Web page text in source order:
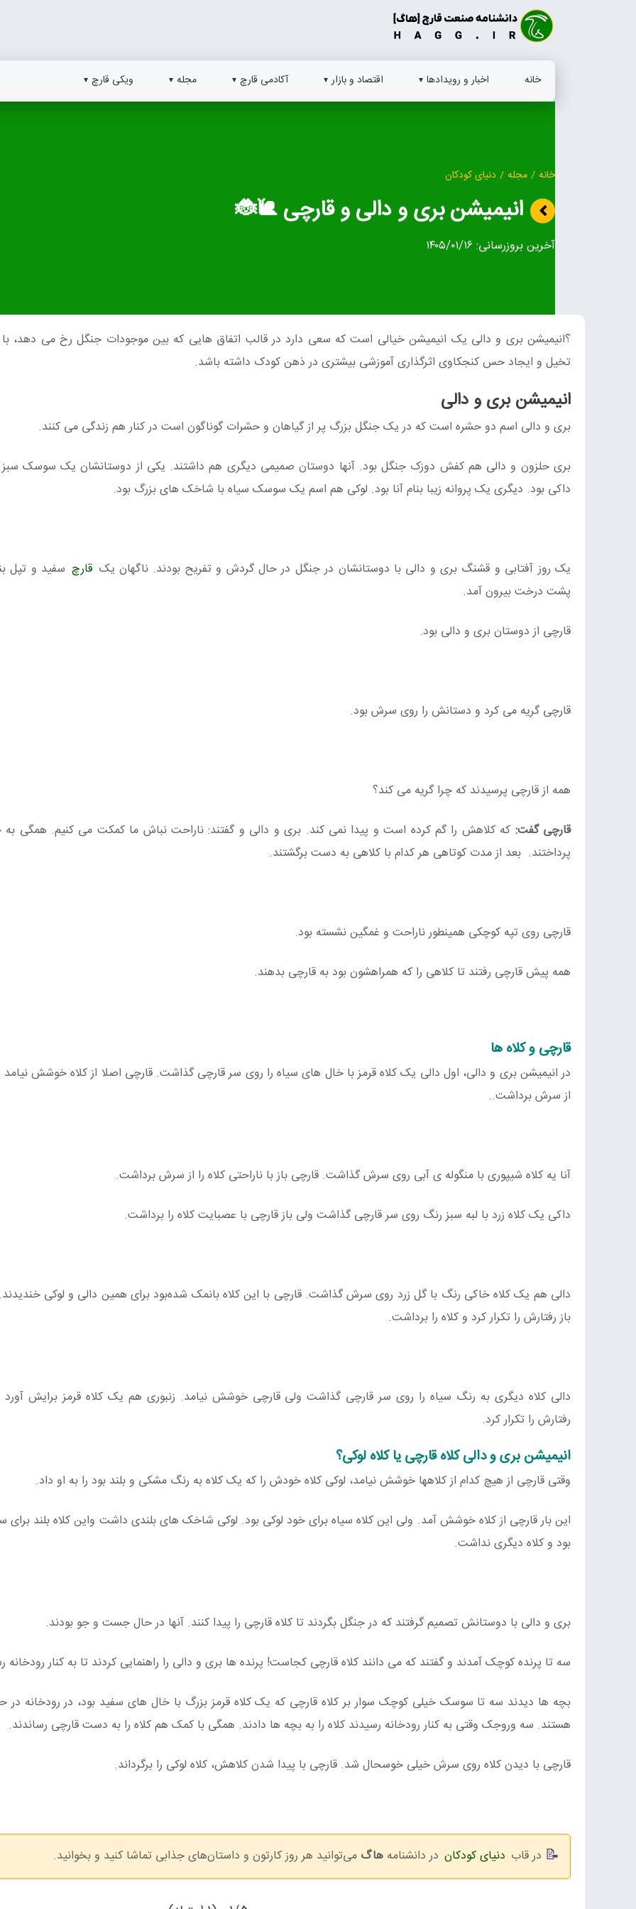
خانه اخبار و رویدادها اقتصاد و بازار آکادمی قارچ مجله ویکی قارچ
خانه / مجله / دنیای کودکان
انیمیشن بری و دالی و قارچی 🐌🐞
آخرین بروزرسانی: ۱۴۰۵/۰۱/۱۶
؟انیمیشن بری و دالی یک انیمیشن خیالی است که سعی دارد در قالب اتفاق هایی که بین موجودات جنگل رخ می دهد،
تخیل و ایجاد حس کنجکاوی اثرگذاری آموزشی بیشتری در ذهن کودک داشته باشد.
انیمیشن بری و دالی
بری و دالی اسم دو حشره است که در یک جنگل بزرگ پر از گیاهان و حشرات گوناگون است در کنار هم زندگی می کنند.
بری حلزون و دالی هم کفش دوزک جنگل بود. آنها دوستان صمیمی دیگری هم داشتند. یکی از دوستانشان یک سوسک سبز
داکی بود. دیگری یک پروانه زیبا بنام آنا بود. لوکی هم اسم یک سوسک سیاه با شاخک های بزرگ بود.
یک روز آفتابی و قشنگ بری و دالی با دوستانشان در جنگل در حال گردش و تفریح بودند. ناگهان یک قارچ سفید و تپل
پشت درخت بیرون آمد.
قارچی از دوستان بری و دالی بود.
قارچی گریه می کرد و دستانش را روی سرش بود.
همه از قارچی پرسیدند که چرا گریه می کند؟
قارچی گفت: که کلاهش را گم کرده است و پیدا نمی کند. بری و دالی و گفتند: ناراحت نباش ما کمکت می کنیم. همگی
پرداختند. بعد از مدت کوتاهی هر کدام با کلاهی به دست برگشتند.
قارچی روی تپه کوچکی همینطور ناراحت و غمگین نشسته بود.
همه پیش قارچی رفتند تا کلاهی را که همراهشون بود به قارچی بدهند.
قارچی و کلاه ها
در انیمیشن بری و دالی، اول دالی یک کلاه قرمز با خال های سیاه را روی سر قارچی گذاشت. قارچی اصلا از کلاه خوشش نیامد
از سرش برداشت..
آنا یه کلاه شیپوری با منگوله ی آبی روی سرش گذاشت. قارچی باز با ناراحتی کلاه را از سرش برداشت.
داکی یک کلاه زرد با لبه سبز رنگ روی سر قارچی گذاشت ولی باز قارچی با عصبایت کلاه را برداشت.
دالی هم یک کلاه خاکی رنگ با گل زرد روی سرش گذاشت. قارچی با این کلاه بانمک شده‌بود برای همین دالی و لوکی
باز رفتارش را تکرار کرد و کلاه را برداشت.
دالی کلاه دیگری به رنگ سیاه را روی سر قارچی گذاشت ولی قارچی خوشش نیامد. زنبوری هم یک کلاه قرمز برایش آورد
رفتارش را تکرار کرد.
انیمیشن بری و دالی کلاه قارچی یا کلاه لوکی؟
وقتی قارچی از هیچ کدام از کلاهها خوشش نیامد، لوکی کلاه خودش را که یک کلاه به رنگ مشکی و بلند بود را به او داد.
این بار قارچی از کلاه خوشش آمد. ولی این کلاه سیاه برای خود لوکی بود. لوکی شاخک های بلندی داشت واین کلاه بلند برای
بود و کلاه دیگری نداشت.
بری و دالی با دوستانش تصمیم گرفتند که در جنگل بگردند تا کلاه قارچی را پیدا کنند. آنها در حال جست و جو بودند.
سه تا پرنده کوچک آمدند و گفتند که می دانند کلاه قارچی کجاست! پرنده ها بری و دالی را راهنمایی کردند تا به کنار رودخانه
بچه ها دیدند سه تا سوسک خیلی کوچک سوار بر کلاه قارچی که یک کلاه قرمز بزرگ با خال های سفید بود، در رودخانه در
هستند. سه وروجک وقتی به کنار رودخانه رسیدند کلاه را به بچه ها دادند. همگی با کمک هم کلاه را به دست قارچی رساندند.
قارچی با دیدن کلاه روی سرش خیلی خوسحال شد. قارچی با پیدا شدن کلاهش، کلاه لوکی را برگرداند.
در قاب دنیای کودکان در دانشنامه هاگ می‌توانید هر روز کارتون‌ و داستان‌های جذابی تماشا کنید و بخوانید.